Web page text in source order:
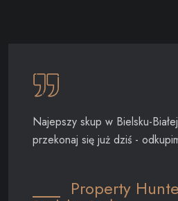
Najepszy skup w Bielsku-
przekonaj się już dziś -
Property